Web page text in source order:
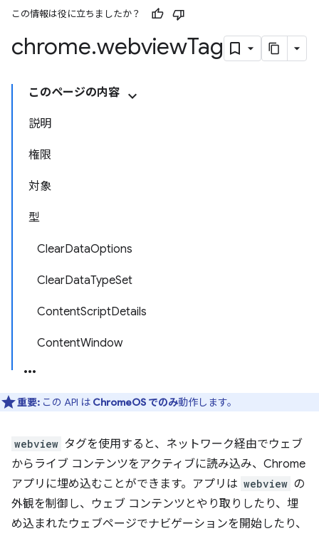
この情報は役に立ちましたか？
chrome.webviewTag
このページの内容
説明
権限
対象
型
ClearDataOptions
ClearDataTypeSet
ContentScriptDetails
ContentWindow
重要: この API は ChromeOS でのみ動作します。
webview タグを使用すると、ネットワーク経由でウェブ
からライブ コンテンツをアクティブに読み込み、Chrome
アプリに埋め込むことができます。アプリは webview の
外観を制御し、ウェブ コンテンツとやり取りしたり、埋
め込まれたウェブページでナビゲーションを開始したり、